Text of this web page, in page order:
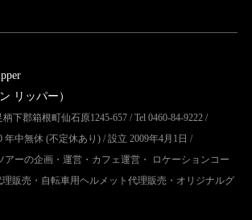
リッパー）
下郡箱根町仙石原1245-657 / Tel 0460-84-9222 /
年中無休 (不定休あり) / 設立 2009年4月1日 /
アーの企画・運営・カフェ運営・ ロケーションコー
販売・自転車用ヘルメット代理販売・オリジナルグ